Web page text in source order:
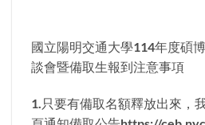
國立陽明交通大學114年度碩
談會暨備取生報到注意事項
1.只要有備取名額釋放出來，